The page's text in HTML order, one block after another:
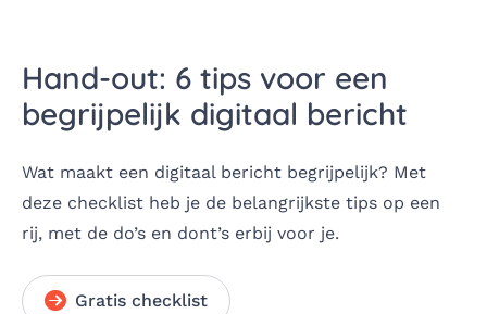
Hand-out: 6 tips voor een
begrijpelijk digitaal bericht
Wat maakt een digitaal bericht begrijpelijk? Met
deze checklist heb je de belangrijkste tips op een
rij, met de do’s en dont’s erbij voor je.
Gratis checklist